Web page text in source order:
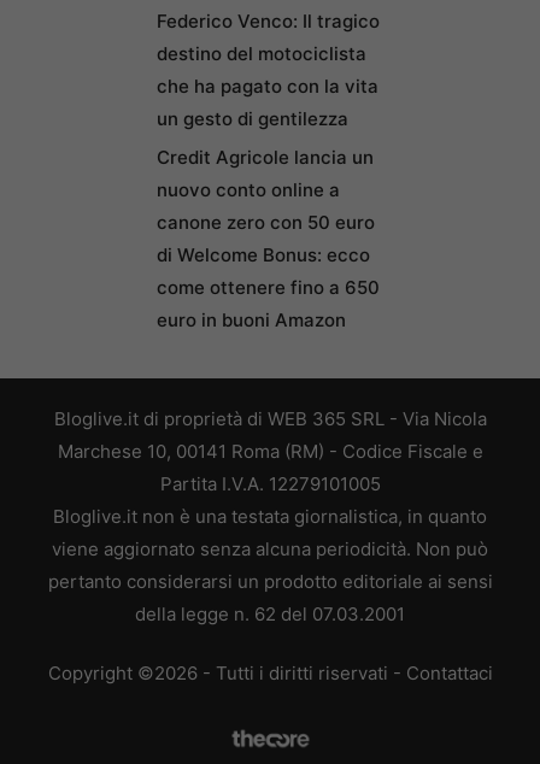
Federico Venco: Il tragico
destino del motociclista
che ha pagato con la vita
un gesto di gentilezza
Credit Agricole lancia un
nuovo conto online a
canone zero con 50 euro
di Welcome Bonus: ecco
come ottenere fino a 650
euro in buoni Amazon
Bloglive.it di proprietà di WEB 365 SRL - Via Nicola
Marchese 10, 00141 Roma (RM) - Codice Fiscale e
Partita I.V.A. 12279101005
Bloglive.it non è una testata giornalistica, in quanto
viene aggiornato senza alcuna periodicità. Non può
pertanto considerarsi un prodotto editoriale ai sensi
della legge n. 62 del 07.03.2001
Copyright ©2026 - Tutti i diritti riservati - Contattaci